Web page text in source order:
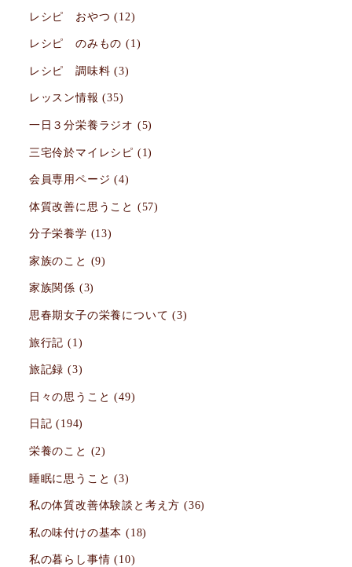
レシピ おやつ (12)
レシピ のみもの (1)
レシピ 調味料 (3)
レッスン情報 (35)
一日３分栄養ラジオ (5)
三宅伶於マイレシピ (1)
会員専用ページ (4)
体質改善に思うこと (57)
分子栄養学 (13)
家族のこと (9)
家族関係 (3)
思春期女子の栄養について (3)
旅行記 (1)
旅記録 (3)
日々の思うこと (49)
日記 (194)
栄養のこと (2)
睡眠に思うこと (3)
私の体質改善体験談と考え方 (36)
私の味付けの基本 (18)
私の暮らし事情 (10)